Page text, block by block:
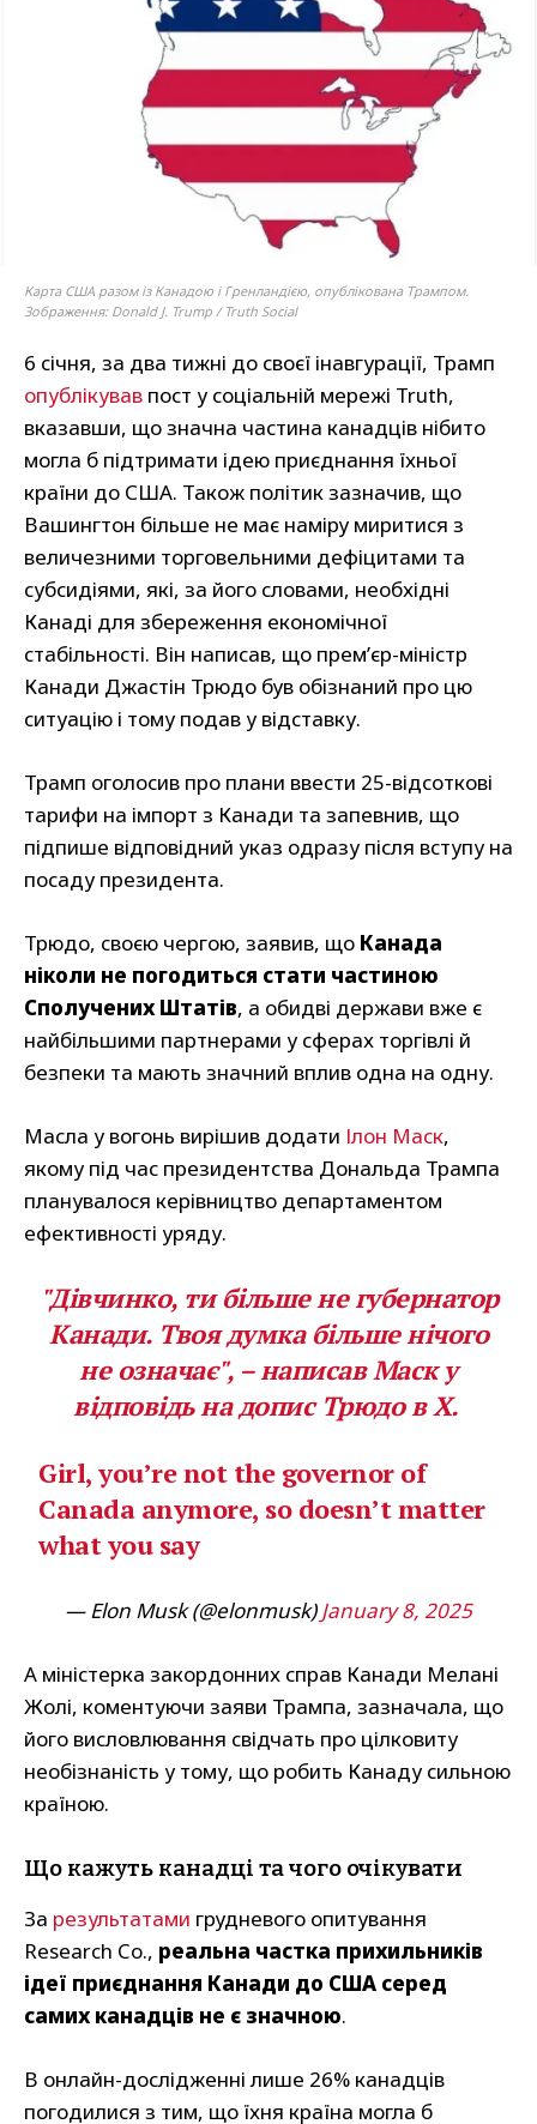
Карта США разом із Канадою і Гренландією, опублікована Трампом.
Зображення: Donald J. Trump / Truth Social
6 січня, за два тижні до своєї інавгурації, Трамп
опублікував пост у соціальній мережі Truth,
вказавши, що значна частина канадців нібито
могла б підтримати ідею приєднання їхньої
країни до США. Також політик зазначив, що
Вашингтон більше не має наміру миритися з
величезними торговельними дефіцитами та
субсидіями, які, за його словами, необхідні
Канаді для збереження економічної
стабільності. Він написав, що прем’єр-міністр
Канади Джастін Трюдо був обізнаний про цю
ситуацію і тому подав у відставку.
Трамп оголосив про плани ввести 25-відсоткові
тарифи на імпорт з Канади та запевнив, що
підпише відповідний указ одразу після вступу на
посаду президента.
Трюдо, своєю чергою, заявив, що Канада
ніколи не погодиться стати частиною
Сполучених Штатів, а обидві держави вже є
найбільшими партнерами у сферах торгівлі й
безпеки та мають значний вплив одна на одну.
Масла у вогонь вирішив додати Ілон Маск,
якому під час президентства Дональда Трампа
планувалося керівництво департаментом
ефективності уряду.
"Дівчинко, ти більше не губернатор
Канади. Твоя думка більше нічого
не означає", – написав Маск у
відповідь на допис Трюдо в X.
Girl, you’re not the governor of
Canada anymore, so doesn’t matter
what you say
— Elon Musk (@elonmusk)January 8, 2025
А міністерка закордонних справ Канади Мелані
Жолі, коментуючи заяви Трампа, зазначала, що
його висловлювання свідчать про цілковиту
необізнаність у тому, що робить Канаду сильною
країною.
Що кажуть канадці та чого очікувати
За результатами грудневого опитування
Research Co., реальна частка прихильників
ідеї приєднання Канади до США серед
самих канадців не є значною.
В онлайн-дослідженні лише 26% канадців
погодилися з тим, що їхня країна могла б